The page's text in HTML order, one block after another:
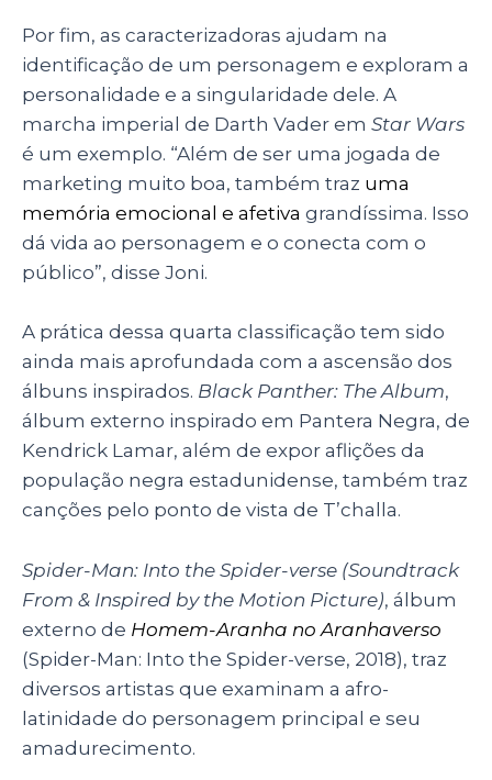
Por fim, as caracterizadoras ajudam na
identificação de um personagem e exploram a
personalidade e a singularidade dele. A
marcha imperial de Darth Vader em Star Wars
é um exemplo. “Além de ser uma jogada de
marketing muito boa, também traz uma
memória emocional e afetiva grandíssima. Isso
dá vida ao personagem e o conecta com o
público”, disse Joni.
A prática dessa quarta classificação tem sido
ainda mais aprofundada com a ascensão dos
álbuns inspirados. Black Panther: The Album,
álbum externo inspirado em Pantera Negra, de
Kendrick Lamar, além de expor aflições da
população negra estadunidense, também traz
canções pelo ponto de vista de T’challa.
Spider-Man: Into the Spider-verse (Soundtrack
From & Inspired by the Motion Picture), álbum
externo de Homem-Aranha no Aranhaverso
(Spider-Man: Into the Spider-verse, 2018), traz
diversos artistas que examinam a afro-
latinidade do personagem principal e seu
amadurecimento.